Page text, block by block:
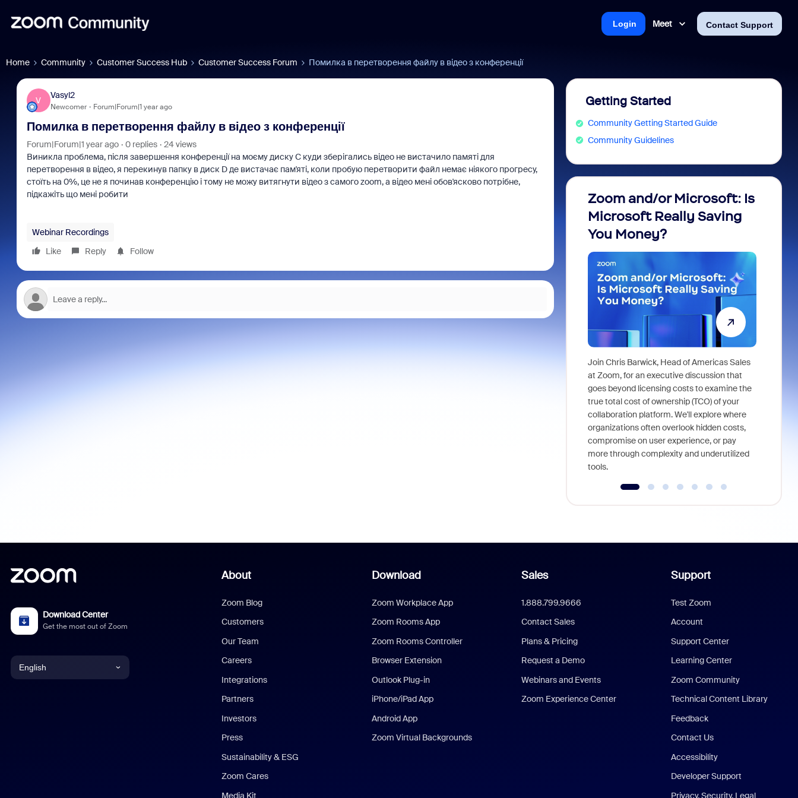
Meet Contact Support
Login
Home Community Customer Success Hub Customer Success Forum Помилка в перетворення файлу в відео з конференції
V
Vasyl2
Newcomer Forum|Forum|1 year ago
Помилка в перетворення файлу в відео з конференції
Forum|Forum|1 year ago 0 replies
24 views
Виникла проблема, після завершення конференції на моєму диску С куди зберігались відео не вистачило памяті для
перетворення в відео, я перекинув папку в диск D де вистачає пам'яті, коли пробую перетворити файл немає ніякого прогресу,
стоїть на 0%, це не я починав конференцію і тому не можу витягнути відео з самого zoom, а відео мені обов'ясково потрібне,
підкажіть що мені робити
Webinar Recordings
Like
Reply Follow
Getting Started
Community Getting Started Guide
Community Guidelines
Zoom and/or Microsoft: Is
Microsoft Really Saving
You Money?
Join Chris Barwick, Head of Americas Sales
at Zoom, for an executive discussion that
goes beyond licensing costs to examine the
true total cost of ownership (TCO) of your
collaboration platform. We'll explore where
organizations often overlook hidden costs,
compromise on user experience, or pay
more through complexity and underutilized
tools.
Download Center
Get the most out of Zoom
English
About
Zoom Blog
Customers
Our Team
Careers
Integrations
Partners
Investors
Press
Sustainability & ESG
Zoom Cares
Media Kit
Download
Zoom Workplace App
Zoom Rooms App
Zoom Rooms Controller
Browser Extension
Outlook Plug-in
iPhone/iPad App
Android App
Zoom Virtual Backgrounds
Sales
1.888.799.9666
Contact Sales
Plans & Pricing
Request a Demo
Webinars and Events
Zoom Experience Center
Support
Test Zoom
Account
Support Center
Learning Center
Zoom Community
Technical Content Library
Feedback
Contact Us
Accessibility
Developer Support
Privacy, Security, Legal